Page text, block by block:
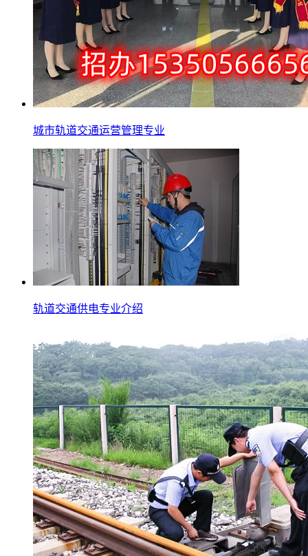
城市轨道交通运营管理专业
轨道交通供电专业介绍